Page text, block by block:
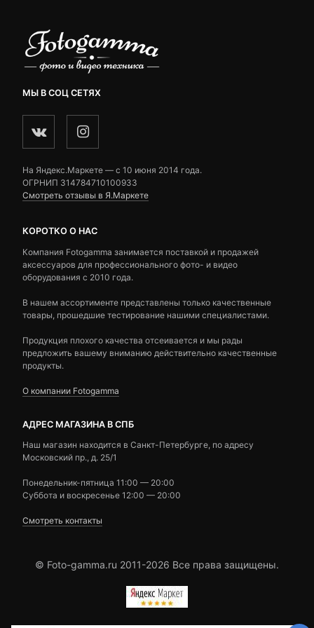
МЫ В СОЦ СЕТЯХ
На Яндекс.Маркете — c 10 июня 2014 года.
ОГРНИП 314784710100933
Смотреть отзывы в Я.Маркете
КОРОТКО О НАС
Компания Fotogamma занимается поставкой и продажей
аксессуаров для профессионального фото- и видео
оборудования с 2010 года.
В нашем ассортименте представлены только качественные
товары, прошедшие тестирование нашими специалистами.
Продукция плохого качества отсеивается и мы рады
предложить вашему вниманию действительно качественные
продукты.
О компании Fotogamma
АДРЕС МАГАЗИНА В СПБ
Наш магазин находится в Санкт-Петербурге, по адресу
Московский пр., д. 25/1
Понедельник-пятница 11:00 — 20:00
Суббота и воскресенье 12:00 — 20:00
Смотреть контакты
© Foto-gamma.ru 2011-2026 Все права защищены.